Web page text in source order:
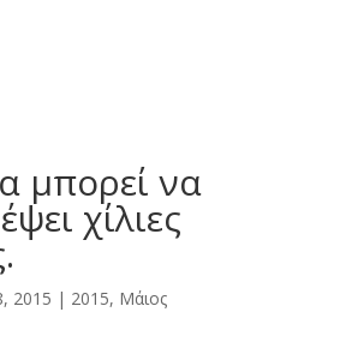
μπορεί να
χίλιες
2015 | 2015, Μάιος